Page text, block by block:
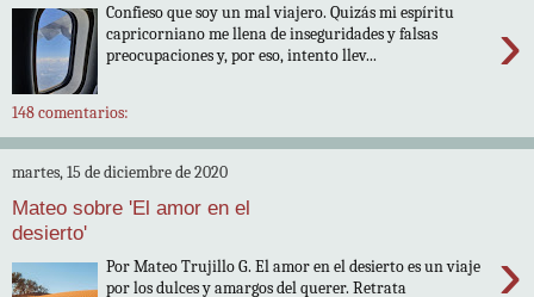
›
Confieso que soy un mal viajero. Quizás mi espíritu
capricorniano me llena de inseguridades y falsas
preocupaciones y, por eso, intento llev...
148 comentarios:
martes, 15 de diciembre de 2020
Mateo sobre 'El amor en el
desierto'
›
Por Mateo Trujillo G. El amor en el desierto es un viaje
por los dulces y amargos del querer. Retrata